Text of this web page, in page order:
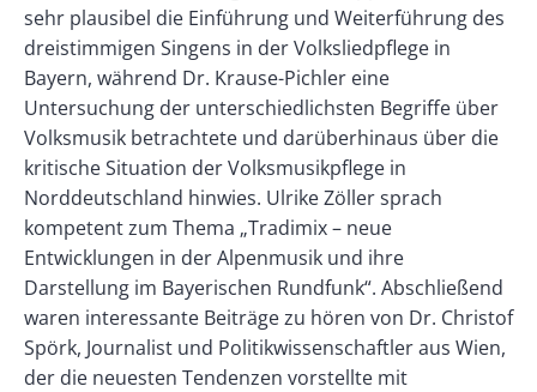
sehr plausibel die Einführung und Weiterführung des
dreistimmigen Singens in der Volksliedpflege in
Bayern, während Dr. Krause-Pichler eine
Untersuchung der unterschiedlichsten Begriffe über
Volksmusik betrachtete und darüberhinaus über die
kritische Situation der Volksmusikpflege in
Norddeutschland hinwies. Ulrike Zöller sprach
kompetent zum Thema „Tradimix – neue
Entwicklungen in der Alpenmusik und ihre
Darstellung im Bayerischen Rundfunk“. Abschließend
waren interessante Beiträge zu hören von Dr. Christof
Spörk, Journalist und Politikwissenschaftler aus Wien,
der die neuesten Tendenzen vorstellte mit